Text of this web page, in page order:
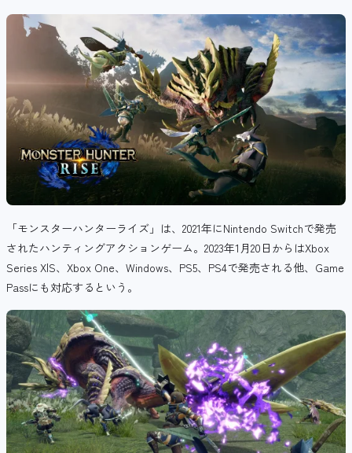
「モンスターハンターライズ」は、2021年にNintendo Switchで発売
されたハンティングアクションゲーム。2023年1月20日からはXbox
Series X|S、Xbox One、Windows、PS5、PS4で発売される他、Game
Passにも対応するという。